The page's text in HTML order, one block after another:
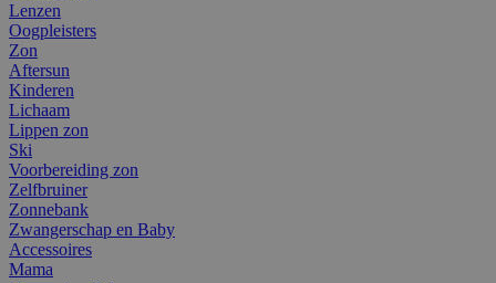
Lenzen
Oogpleisters
Zon
Aftersun
Kinderen
Lichaam
Lippen zon
Ski
Voorbereiding zon
Zelfbruiner
Zonnebank
Zwangerschap en Baby
Accessoires
Mama